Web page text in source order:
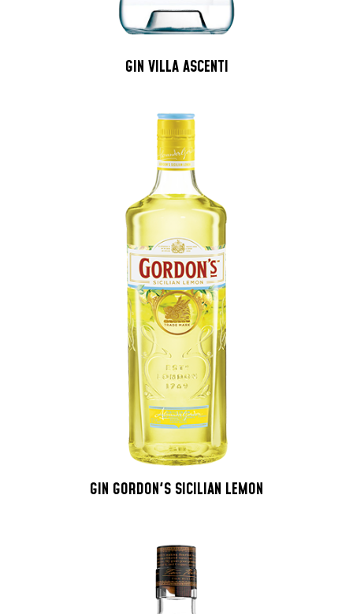
GIN VILLA ASCENTI
GIN GORDON'S SICILIAN LEMON